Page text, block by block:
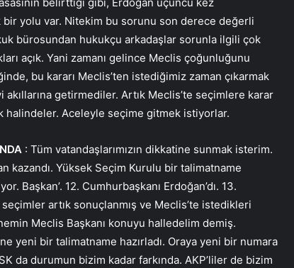
bir yolu var. Nitekim bu sorunu son derece değerli
bürosundan hukukçu arkadaşlar sorunla ilgili çok
açık. Yani zamanı gelince Meclis çoğunluğunu
bu kararı Meclis’ten istediğimiz zaman çıkarmak
getirmediler. Artık Meclis’te seçimlere karar
halindeler. Aceleyle seçime gitmek istiyorlar.
: Tüm vatandaşlarımızın dikkatine sunmak isterim.
kazandı. Yüksek Seçim Kurulu bir talimatname
Başkan’. 12. Cumhurbaşkanı Erdoğan’dı. 13.
artık sonuçlanmış ve Meclis’te istedikleri
Meclis Başkanı konuyu halledelim demiş.
yeni bir talimatname hazırladı. Oraya yeni bir numara
da durumun bizim kadar farkında. AKP’liler de bizim